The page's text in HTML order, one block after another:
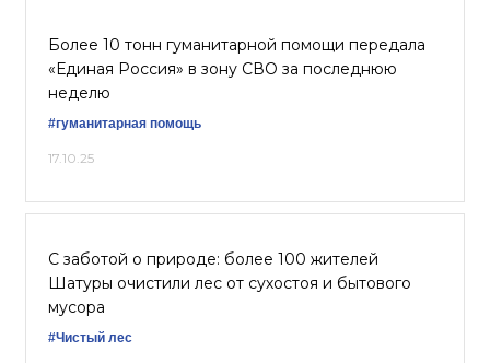
Более 10 тонн гуманитарной помощи передала
«Единая Россия» в зону СВО за последнюю
неделю
#гуманитарная помощь
17.10.25
С заботой о природе: более 100 жителей
Шатуры очистили лес от сухостоя и бытового
мусора
#Чистый лес